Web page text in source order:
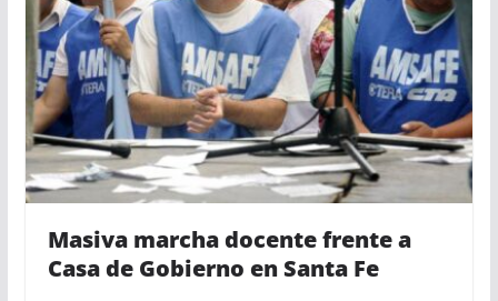
Masiva marcha docente frente a
Casa de Gobierno en Santa Fe